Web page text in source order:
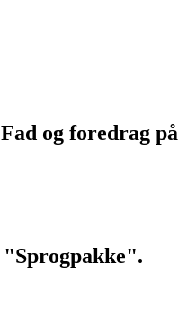
og foredrag
"Sprogpakke".